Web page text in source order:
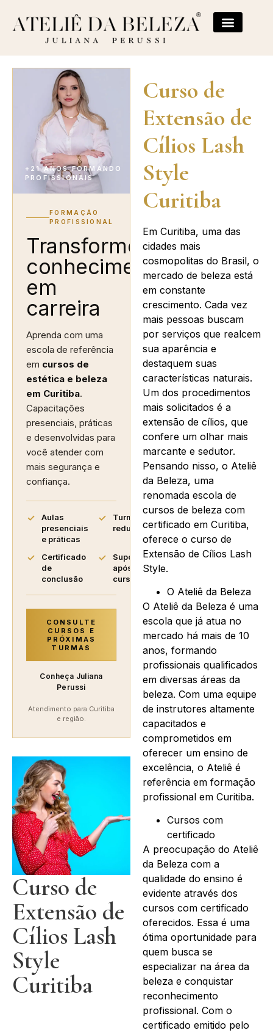
+21 ANOS FORMANDO
PROFISSIONAIS
FORMAÇÃO
PROFISSIONAL
Transforme
conhecimento
em
carreira
Aprenda com uma
escola de referência
em cursos de
estética e beleza
em Curitiba.
Capacitações
presenciais, práticas
e desenvolvidas para
você atender com
mais segurança e
confiança.
Aulas
presenciais
e práticas
Turmas
reduzidas
Certificado
de
conclusão
Suporte
após o
curso
CONSULTE
CURSOS E
PRÓXIMAS
TURMAS
Conheça Juliana
Perussi
Atendimento para Curitiba
e região.
Curso de
Extensão de
Cílios Lash
Style
Curitiba
Curso de
Extensão de
Cílios Lash
Style
Curitiba
Em Curitiba, uma das
cidades mais
cosmopolitas do Brasil, o
mercado de beleza está
em constante
crescimento. Cada vez
mais pessoas buscam
por serviços que realcem
sua aparência e
destaquem suas
características naturais.
Um dos procedimentos
mais solicitados é a
extensão de cílios, que
confere um olhar mais
marcante e sedutor.
Pensando nisso, o Ateliê
da Beleza, uma
renomada escola de
cursos de beleza com
certificado em Curitiba,
oferece o curso de
Extensão de Cílios Lash
Style.
O Ateliê da Beleza
O Ateliê da Beleza é uma
escola que já atua no
mercado há mais de 10
anos, formando
profissionais qualificados
em diversas áreas da
beleza. Com uma equipe
de instrutores altamente
capacitados e
comprometidos em
oferecer um ensino de
excelência, o Ateliê é
referência em formação
profissional em Curitiba.
Cursos com
certificado
A preocupação do Ateliê
da Beleza com a
qualidade do ensino é
evidente através dos
cursos com certificado
oferecidos. Essa é uma
ótima oportunidade para
quem busca se
especializar na área da
beleza e conquistar
reconhecimento
profissional. Com o
certificado emitido pelo